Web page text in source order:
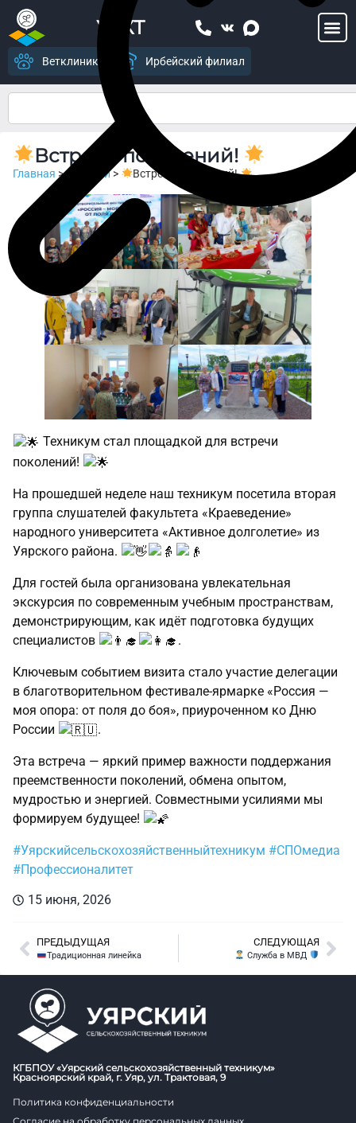
УСХТ
Ветклиника Ирбейский филиал
Встречи поколений!
Главная >Новости> Встречи поколений!
Техникум стал площадкой для встречи
поколений!
На прошедшей неделе наш техникум посетила вторая
группа слушателей факультета «Краеведение»
народного университета «Активное долголетие» из
Уярского района.
Для гостей была организована увлекательная
экскурсия по современным учебным пространствам,
демонстрирующим, как идёт подготовка будущих
специалистов
.
Ключевым событием визита стало участие делегации
в благотворительном фестивале‑ярмарке «Россия —
моя опора: от поля до боя», приуроченном ко Дню
России
.
Эта встреча — яркий пример важности поддержания
преемственности поколений, обмена опытом,
мудростью и энергией. Совместными усилиями мы
формируем будущее!
#Уярскийсельскохозяйственныйтехникум #СПОмедиа
#Профессионалитет
15 июня, 2026
ПРЕДЫДУЩАЯ
Традиционная линейка
СЛЕДУЮЩАЯ
Служба в МВД
КГБПОУ «Уярский сельскохозяйственный техникум»
Красноярский край, г. Уяр, ул. Трактовая, 9
Политика конфиденциальности